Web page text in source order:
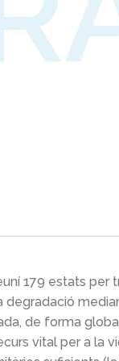
179 estats
degradació
de forma
vital per a